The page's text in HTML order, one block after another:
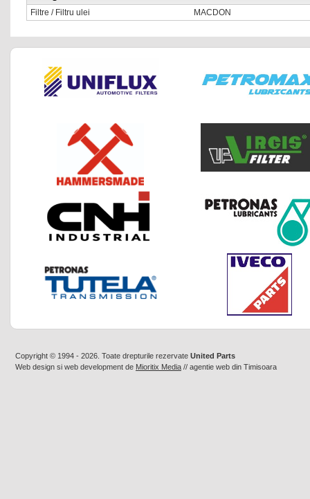
Filtre / Filtru ulei MACDON
Copyright © 1994 - 2026. Toate drepturile rezervate United Parts
Web design si web development de Mioritix Media // agentie web din Timisoara